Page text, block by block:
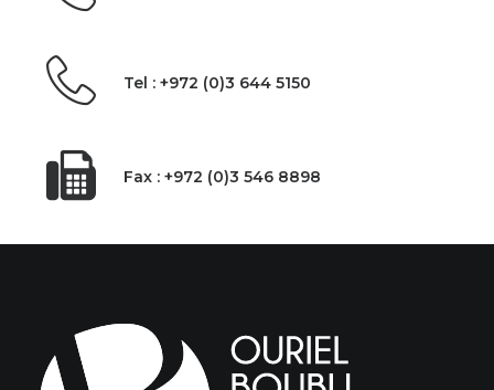
Tel : +972 (0)3 644 5150
Fax : +972 (0)3 546 8898